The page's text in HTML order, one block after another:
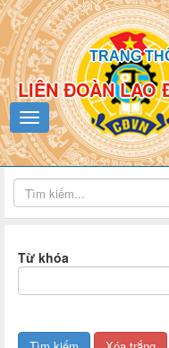
TRANG
LIÊN ĐOÀN LAO
Từ khóa